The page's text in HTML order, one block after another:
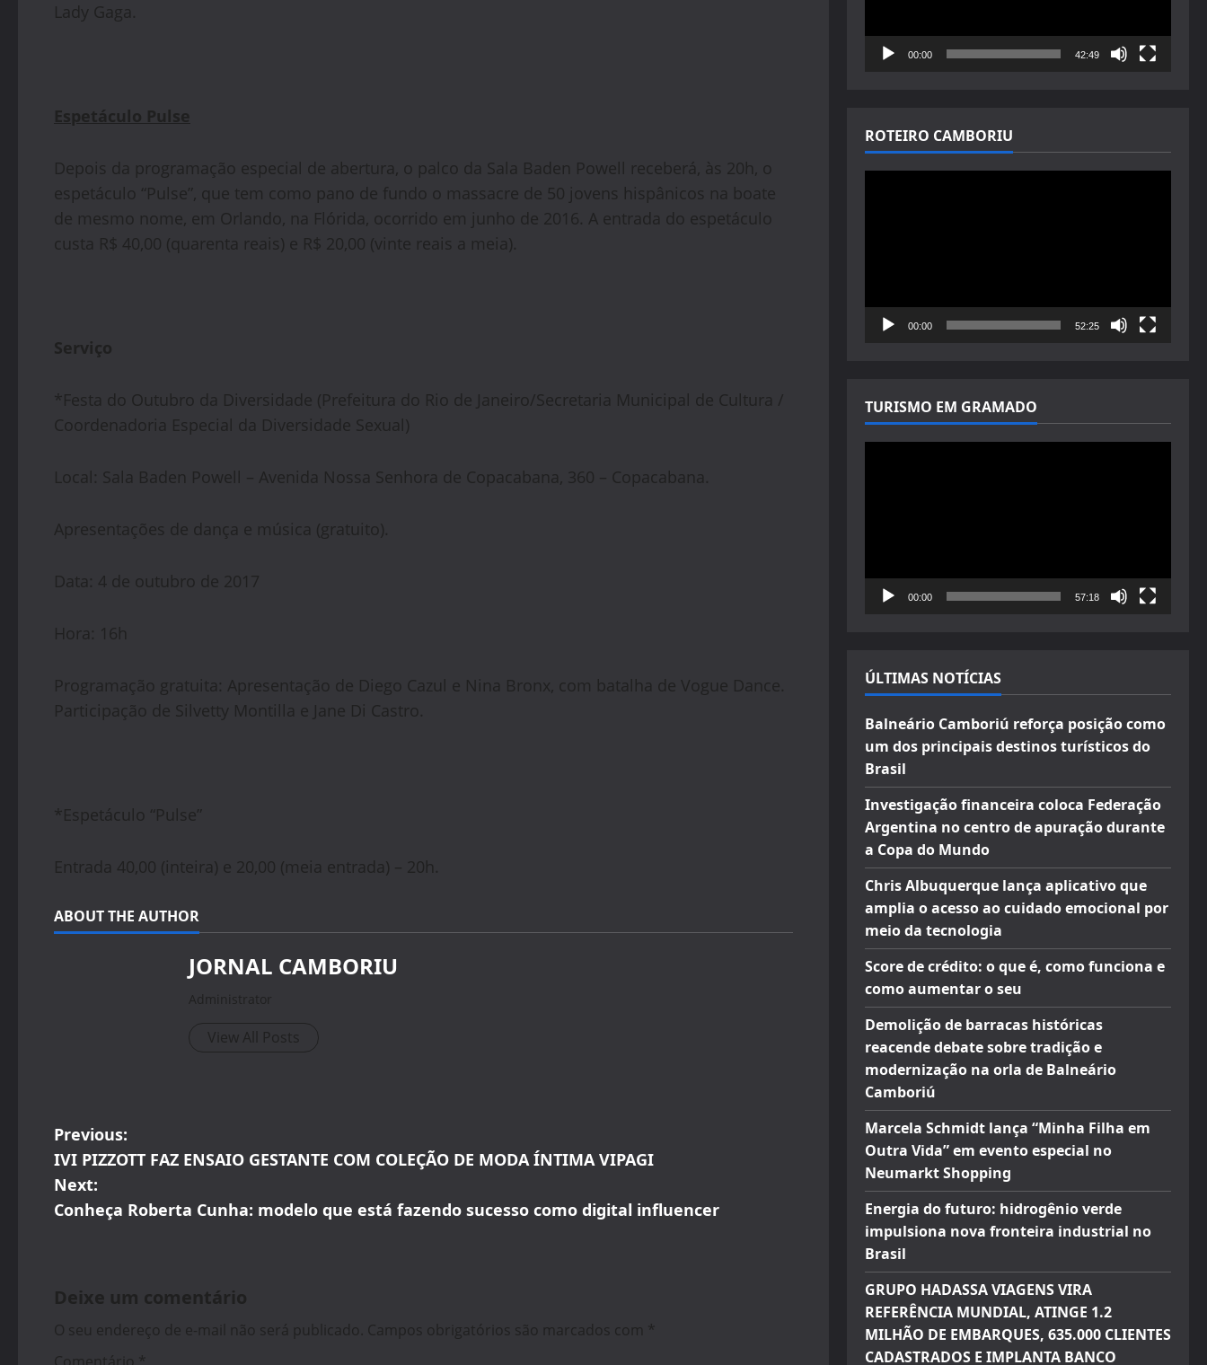
Lady Gaga.
Espetáculo Pulse
Depois da programação especial de abertura, o palco da Sala Baden Powell receberá, às 20h, o
espetáculo “Pulse”, que tem como pano de fundo o massacre de 50 jovens hispânicos na boate
de mesmo nome, em Orlando, na Flórida, ocorrido em junho de 2016. A entrada do espetáculo
custa R$ 40,00 (quarenta reais) e R$ 20,00 (vinte reais a meia).
Serviço
*Festa do Outubro da Diversidade (Prefeitura do Rio de Janeiro/Secretaria Municipal de Cultura /
Coordenadoria Especial da Diversidade Sexual)
Local: Sala Baden Powell – Avenida Nossa Senhora de Copacabana, 360 – Copacabana.
Apresentações de dança e música (gratuito).
Data: 4 de outubro de 2017
Hora: 16h
Programação gratuita: Apresentação de Diego Cazul e Nina Bronx, com batalha de Vogue Dance.
Participação de Silvetty Montilla e Jane Di Castro.
*Espetáculo “Pulse”
Entrada 40,00 (inteira) e 20,00 (meia entrada) – 20h.
ABOUT THE AUTHOR
JORNAL CAMBORIU
Administrator
View All Posts
P
o
s
n
a
Previous:
IVI PIZZOTT FAZ ENSAIO GESTANTE COM COLEÇÃO DE MODA ÍNTIMA VIPAGI
Next:
Conheça Roberta Cunha: modelo que está fazendo sucesso como digital influencer
Deixe um comentário
O seu endereço de e-mail não será publicado. Campos obrigatórios são marcados com *
00:00 42:49
ROTEIRO CAMBORIU
00:00 52:25
TURISMO EM GRAMADO
00:00 57:18
ÚLTIMAS NOTÍCIAS
Balneário Camboriú reforça posição como
um dos principais destinos turísticos do
Brasil
Investigação financeira coloca Federação
Argentina no centro de apuração durante
a Copa do Mundo
Chris Albuquerque lança aplicativo que
amplia o acesso ao cuidado emocional por
meio da tecnologia
Score de crédito: o que é, como funciona e
como aumentar o seu
Demolição de barracas históricas
reacende debate sobre tradição e
modernização na orla de Balneário
Camboriú
Marcela Schmidt lança “Minha Filha em
Outra Vida” em evento especial no
Neumarkt Shopping
Energia do futuro: hidrogênio verde
impulsiona nova fronteira industrial no
Brasil
GRUPO HADASSA VIAGENS VIRA
REFERÊNCIA MUNDIAL, ATINGE 1.2
MILHÃO DE EMBARQUES, 635.000 CLIENTES
CADASTRADOS E IMPLANTA BANCO